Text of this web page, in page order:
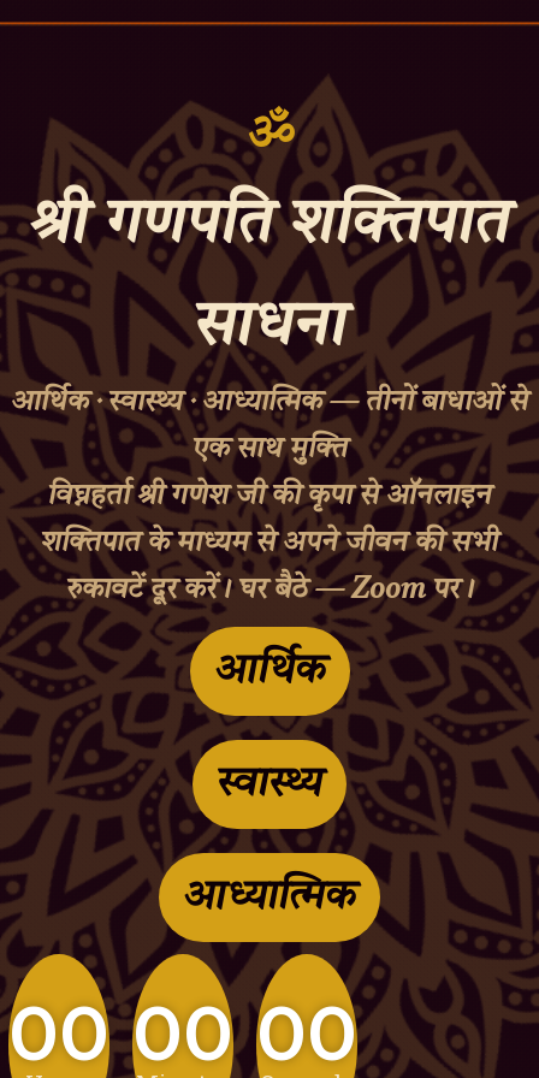
ॐ
श्री गणपति शक्तिपात
साधना
आर्थिक · स्वास्थ्य · आध्यात्मिक — तीनों बाधाओं से
एक साथ मुक्ति
विघ्नहर्ता श्री गणेश जी की कृपा से ऑनलाइन
शक्तिपात के माध्यम से अपने जीवन की सभी
रुकावटें दूर करें। घर बैठे — Zoom पर।
आर्थिक
स्वास्थ्य
आध्यात्मिक
00 00 00